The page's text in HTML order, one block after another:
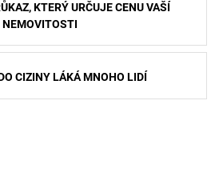
KTERÝ URČUJE CENU VAŠÍ
NEMOVITOSTI
CIZINY LÁKÁ MNOHO LIDÍ